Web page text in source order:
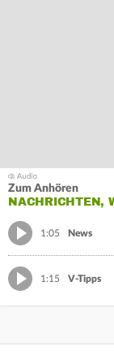
Zum Anhören
NACHRICHTEN,
1:05 News
1:15 V-Tipps